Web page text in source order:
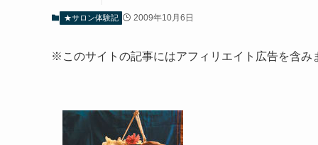
★サロン体験記 2009年10月6日
※このサイトの記事にはアフィリエイト広告を含み